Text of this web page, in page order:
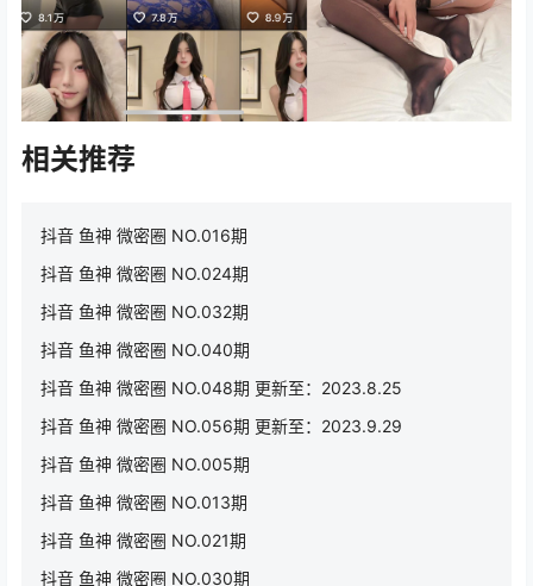
相关推荐
抖音 鱼神 微密圈 NO.016期
抖音 鱼神 微密圈 NO.024期
抖音 鱼神 微密圈 NO.032期
抖音 鱼神 微密圈 NO.040期
抖音 鱼神 微密圈 NO.048期 更新至：2023.8.25
抖音 鱼神 微密圈 NO.056期 更新至：2023.9.29
抖音 鱼神 微密圈 NO.005期
抖音 鱼神 微密圈 NO.013期
抖音 鱼神 微密圈 NO.021期
抖音 鱼神 微密圈 NO.030期